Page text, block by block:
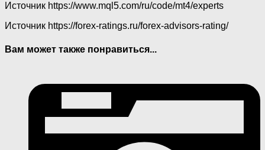
Источник https://www.mql5.com/ru/code/mt4/experts
Источник https://forex-ratings.ru/forex-advisors-rating/
Вам может также понравиться...